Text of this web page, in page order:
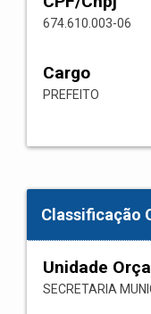
674.610.003-06
Cargo
PREFEITO
Classificação
Unidade
SECRETARIA